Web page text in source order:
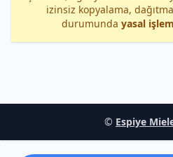
izinsiz kopyalama,
durumunda yasal
© Espiye